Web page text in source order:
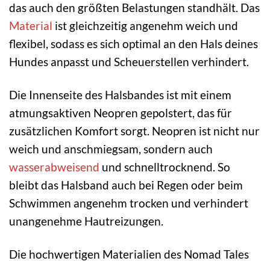
das auch den größten Belastungen standhält. Das
Material ist gleichzeitig angenehm weich und
flexibel, sodass es sich optimal an den Hals deines
Hundes anpasst und Scheuerstellen verhindert.
Die Innenseite des Halsbandes ist mit einem
atmungsaktiven Neopren gepolstert, das für
zusätzlichen Komfort sorgt. Neopren ist nicht nur
weich und anschmiegsam, sondern auch
wasserabweisend und schnelltrocknend. So
bleibt das Halsband auch bei Regen oder beim
Schwimmen angenehm trocken und verhindert
unangenehme Hautreizungen.
Die hochwertigen Materialien des Nomad Tales